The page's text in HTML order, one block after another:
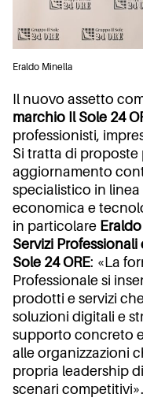
Eraldo Minella
Il nuovo assetto
marchio Il Sole 24
professionisti,
Si tratta di
aggiornamento
specialistico in
economica e
in particolare
Servizi
Sole 24 ORE: «La
Professionale si
prodotti e servizi
soluzioni digitali e
supporto concreto
alle organizzazioni
propria leadership
scenari competitivi».